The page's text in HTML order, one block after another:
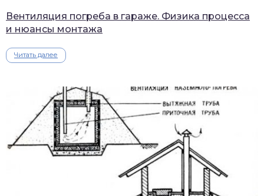
Вентиляция погреба в гараже. Физика процесса
и нюансы монтажа
Читать далее